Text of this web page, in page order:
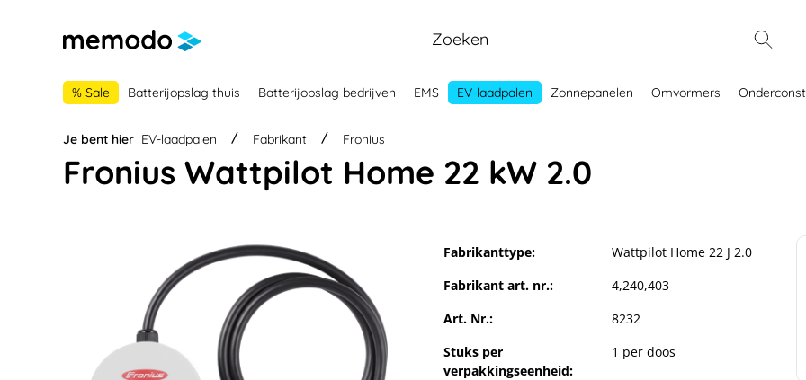
% Sale Batterijopslag thuis Batterijopslag bedrijven EMS EV-laadpalen Zonnepanelen Omvormers
Je bent hier EV-laadpalen Fabrikant Fronius
Fronius Wattpilot Home 22 kW 2.0
Fabrikanttype:
Wattpilot Home 22 J 2.0
Fabrikant art. nr.:
4,240,403
Art. Nr.:
8232
Stuks per
verpakkingseenheid:
1 per doos